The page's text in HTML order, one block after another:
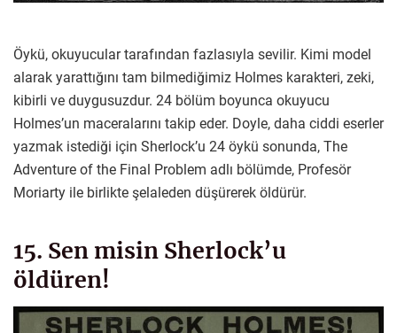
Öykü, okuyucular tarafından fazlasıyla sevilir. Kimi model
alarak yarattığını tam bilmediğimiz Holmes karakteri, zeki,
kibirli ve duygusuzdur. 24 bölüm boyunca okuyucu
Holmes’un maceralarını takip eder. Doyle, daha ciddi eserler
yazmak istediği için Sherlock’u 24 öykü sonunda, The
Adventure of the Final Problem adlı bölümde, Profesör
Moriarty ile birlikte şelaleden düşürerek öldürür.
15. Sen misin Sherlock’u
öldüren!